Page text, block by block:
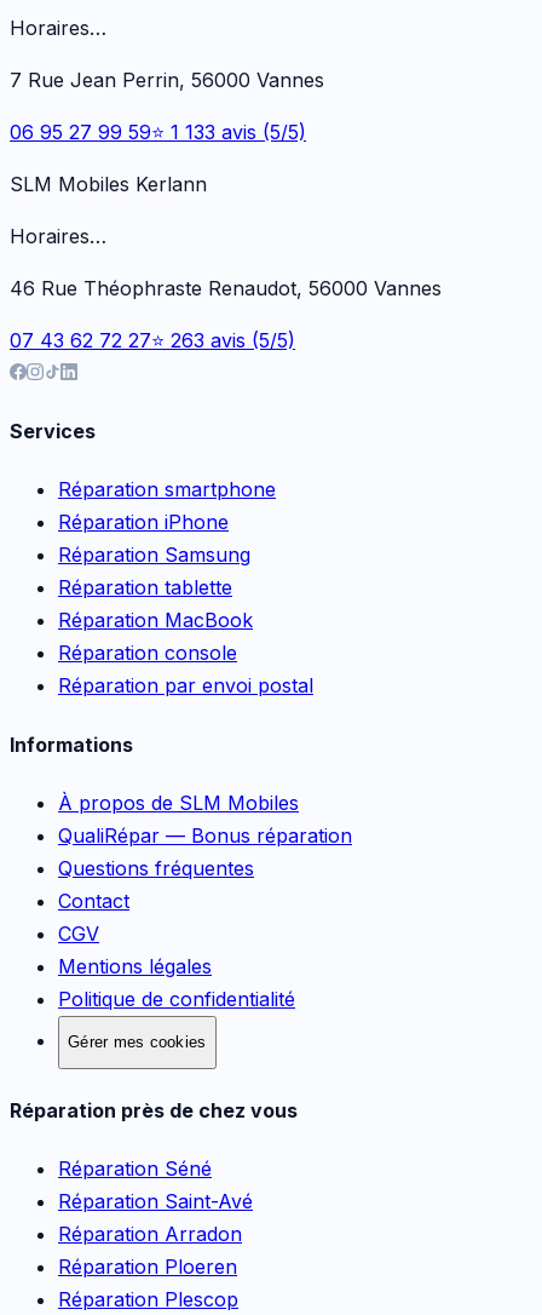
Horaires…
7 Rue Jean Perrin, 56000 Vannes
06 95 27 99 59⭐ 1 133 avis (5/5)
SLM Mobiles Kerlann
Horaires…
46 Rue Théophraste Renaudot, 56000 Vannes
07 43 62 72 27⭐ 263 avis (5/5)
Services
Réparation smartphone
Réparation iPhone
Réparation Samsung
Réparation tablette
Réparation MacBook
Réparation console
Réparation par envoi postal
Informations
À propos de SLM Mobiles
QualiRépar — Bonus réparation
Questions fréquentes
Contact
CGV
Mentions légales
Politique de confidentialité
Gérer mes cookies
Réparation près de chez vous
Réparation Séné
Réparation Saint-Avé
Réparation Arradon
Réparation Ploeren
Réparation Plescop